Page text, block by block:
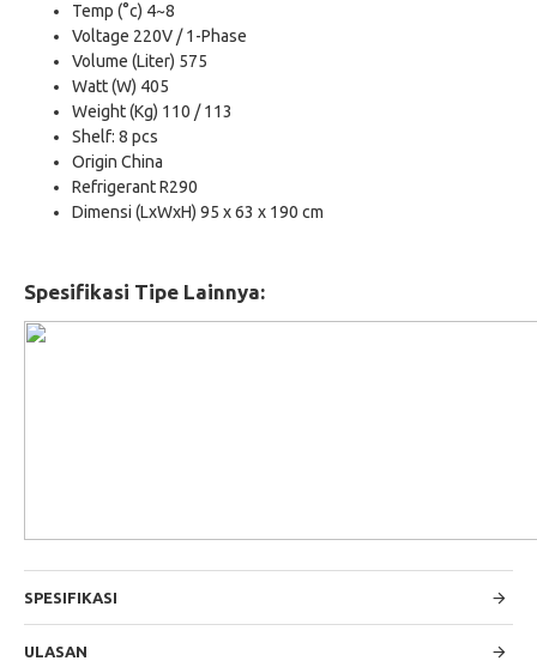
Temp (°c) 4~8
Voltage 220V / 1-Phase
Volume (Liter) 575
Watt (W) 405
Weight (Kg) 110 / 113
Shelf: 8 pcs
Origin China
Refrigerant R290
Dimensi (LxWxH) 95 x 63 x 190 cm
Spesifikasi Tipe Lainnya:
SPESIFIKASI
ULASAN